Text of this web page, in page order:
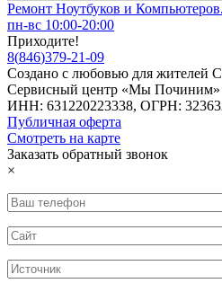
Ремонт Ноутбуков и Компьютеров.
пн-вс 10:00-20:00
Приходите!
8(846)379-21-09
Создано с любовью для жителей
Сервисный центр «Мы Починим»
ИНН: 631220223338, ОГРН:
Публичная оферта
Смотреть на карте
Заказать обратный звонок
×